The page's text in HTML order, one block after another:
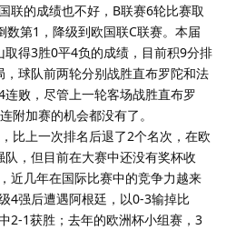
联的成绩也不好，B联赛6轮比赛取
第1，降级到欧国联C联赛。本届
得3胜0平4负的成绩，目前积9分排
球队前两轮分别战胜直布罗陀和法
败，尽管上一轮客场战胜直布罗
附加赛的机会都没有了。
比上一次排名后退了2个名次，在欧
，但目前在大赛中还没有奖杯收
近几年在国际比赛中的竞争力越来
4强后遭遇阿根廷，以0-3输掉比
2-1获胜；去年的欧洲杯小组赛，3